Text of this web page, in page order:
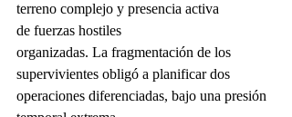
terreno complejo y presencia activa
de fuerzas hostiles
organizadas. La fragmentación de los
supervivientes obligó a planificar dos
operaciones diferenciadas, bajo una presión